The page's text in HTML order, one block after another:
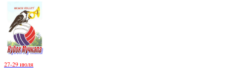
27-29 июля